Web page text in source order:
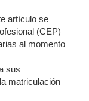
artículo se
(CEP)
al momento
sus
matriculación